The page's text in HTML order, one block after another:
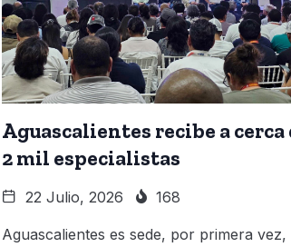
Aguascalientes recibe a cerca
2 mil especialistas
22 Julio, 2026 168
Aguascalientes es sede, por primera vez,